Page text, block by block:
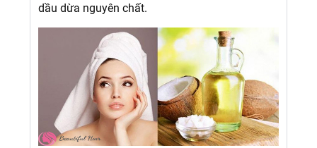
dầu dừa nguyên chất.